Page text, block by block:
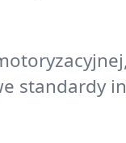
standardy